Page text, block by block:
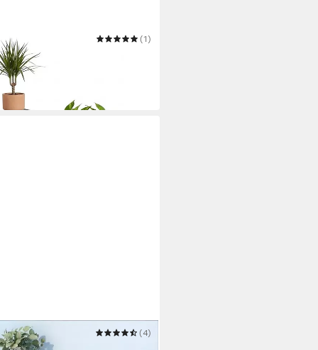
Pflanzenständer aus Metall im
(1)
(4)